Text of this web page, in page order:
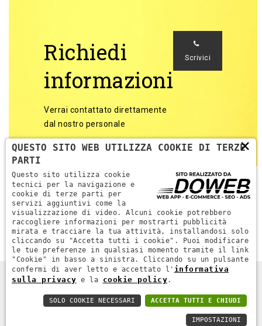
Richiedi
informazioni
Verrai contattato direttamente
dal nostro personale
Scrivici
Torna alle categorie
DPR MACCHINE. ALL RIGHTS RESERVED - P.IVA 04689670232 -
WEB AGENCY VERONA
COOKIE POLICY
×
QUESTO SITO WEB UTILIZZA COOKIE DI TERZE
PARTI
Questo sito utilizza cookie
tecnici per la navigazione e
cookie di terze parti per
servizi aggiuntivi come la
visualizzazione di video. Alcuni cookie potrebbero
raccogliere informazioni per mostrarti pubblicità
mirata e tracciare la tua attività, installandosi solo
cliccando su "Accetta tutti i cookie". Puoi modificare
le tue preferenze in qualsiasi momento tramite il link
"Cookie" in basso a sinistra. Cliccando su un pulsante
confermi di aver letto e accettato l' informativa
sulla privacy e la cookie policy.
ACCETTA TUTTI E CHIUDI
SOLO COOKIE NECESSARI
IMPOSTAZIONI